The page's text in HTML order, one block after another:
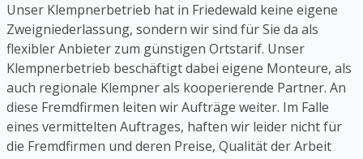
Unser Klempnerbetrieb hat in Friedewald keine eigene
Zweigniederlassung, sondern wir sind für Sie da als
flexibler Anbieter zum günstigen Ortstarif. Unser
Klempnerbetrieb beschäftigt dabei eigene Monteure, als
auch regionale Klempner als kooperierende Partner. An
diese Fremdfirmen leiten wir Aufträge weiter. Im Falle
eines vermittelten Auftrages, haften wir leider nicht für
die Fremdfirmen und deren Preise, Qualität der Arbeit